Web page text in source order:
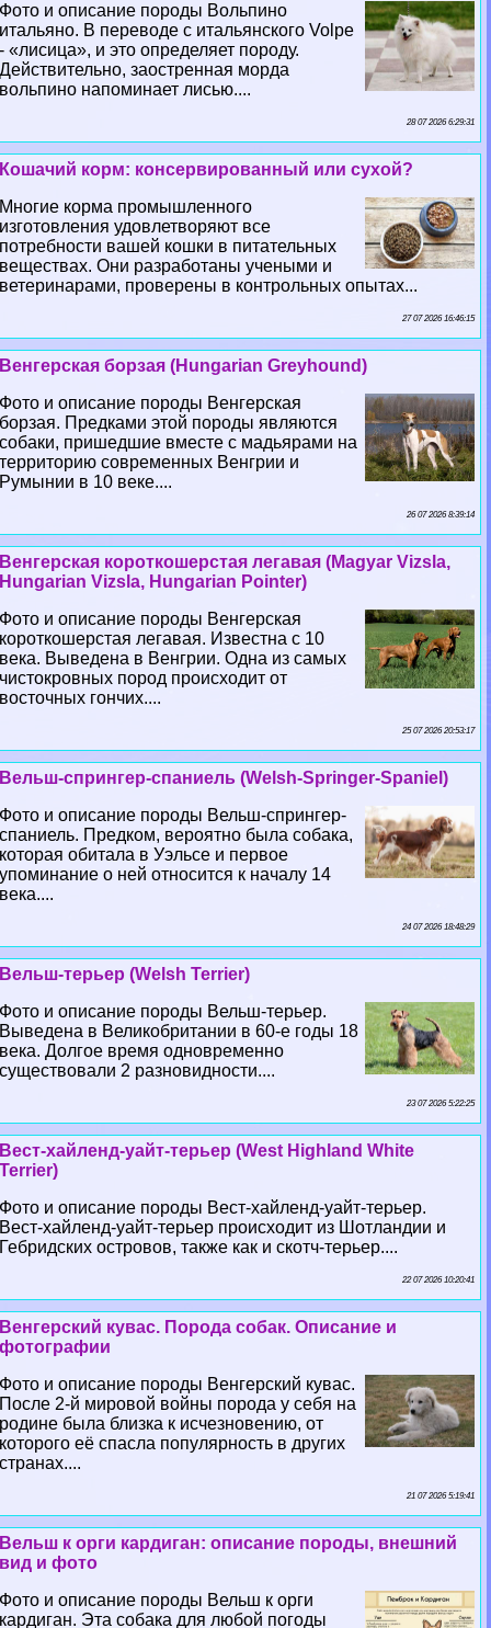
Фото и описание породы Вольпино
итальяно. В переводе с итальянского Volpe
- «лисица», и это определяет породу.
Действительно, заостренная морда
вольпино напоминает лисью....
28 07 2026 6:29:31
Кошачий корм: консервированный или сухой?
Многие корма промышленного
изготовления удовлетворяют все
потребности вашей кошки в питательных
веществах. Они разработаны учеными и
ветеринарами, проверены в контрольных опытах...
27 07 2026 16:46:15
Венгерская борзая (Hungarian Greyhound)
Фото и описание породы Венгерская
борзая. Предками этой породы являются
собаки, пришедшие вместе с мадьярами на
территорию современных Венгрии и
Румынии в 10 веке....
26 07 2026 8:39:14
Венгерская короткошерстая легавая (Magyar Vizsla,
Hungarian Vizsla, Hungarian Pointer)
Фото и описание породы Венгерская
короткошерстая легавая. Известна с 10
века. Выведена в Венгрии. Одна из самых
чистокровных пород происходит от
восточных гончих....
25 07 2026 20:53:17
Вельш-спрингер-спаниель (Welsh-Springer-Spaniel)
Фото и описание породы Вельш-спрингер-
спаниель. Предком, вероятно была собака,
которая обитала в Уэльсе и первое
упоминание о ней относится к началу 14
века....
24 07 2026 18:48:29
Вельш-терьер (Welsh Terrier)
Фото и описание породы Вельш-терьер.
Выведена в Великобритании в 60-е годы 18
века. Долгое время одновременно
существовали 2 разновидности....
23 07 2026 5:22:25
Вест-хайленд-уайт-терьер (West Highland White
Terrier)
Фото и описание породы Вест-хайленд-уайт-терьер.
Вест-хайленд-уайт-терьер происходит из Шотландии и
Гебридских островов, также как и скотч-терьер....
22 07 2026 10:20:41
Венгерский кувас. Порода собак. Описание и
фотографии
Фото и описание породы Венгерский кувас.
После 2-й мировой войны порода у себя на
родине была близка к исчезновению, от
которого её спасла популярность в других
странах....
21 07 2026 5:19:41
Вельш к opги кардиган: описание породы, внешний
вид и фото
Фото и описание породы Вельш к opги
кардиган. Эта собака для любой погоды